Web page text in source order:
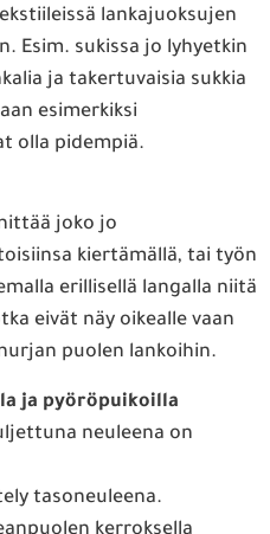
lankajuoksujen
Esim. sukissa jo lyhyetkin
ja takertuvaisia sukkia
esimerkiksi
olla pidempiä.
joko jo
kiertämällä, tai työn
erillisellä langalla niitä
eivät näy oikealle vaan
puolen lankoihin.
ja pyöröpuikoilla
neuleena on
tasoneuleena.